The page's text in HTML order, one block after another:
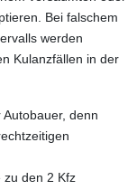
Bei falschem
werden
Kulanzfällen in der
denn
zu den 2 Kfz